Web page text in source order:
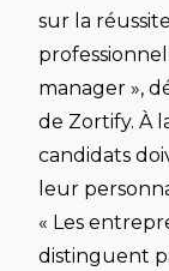
sur la
manager »,
de Zortify. À
candidats
leur
« Les
distinguent